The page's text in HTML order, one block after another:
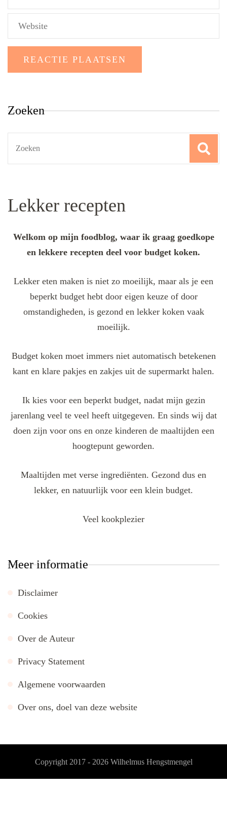
Zoeken
Lekker recepten
Welkom op mijn foodblog, waar ik graag goedkope
en lekkere recepten deel voor budget koken.
Lekker eten maken is niet zo moeilijk, maar als je een
beperkt budget hebt door eigen keuze of door
omstandigheden, is gezond en lekker koken vaak
moeilijk.
Budget koken moet immers niet automatisch betekenen
kant en klare pakjes en zakjes uit de supermarkt halen.
Ik kies voor een beperkt budget, nadat mijn gezin
jarenlang veel te veel heeft uitgegeven. En sinds wij dat
doen zijn voor ons en onze kinderen de maaltijden een
hoogtepunt geworden.
Maaltijden met verse ingrediënten. Gezond dus en
lekker, en natuurlijk voor een klein budget.
Veel kookplezier
Meer informatie
Disclaimer
Cookies
Over de Auteur
Privacy Statement
Algemene voorwaarden
Over ons, doel van deze website
Copyright 2017 - 2026 Wilhelmus Hengstmengel